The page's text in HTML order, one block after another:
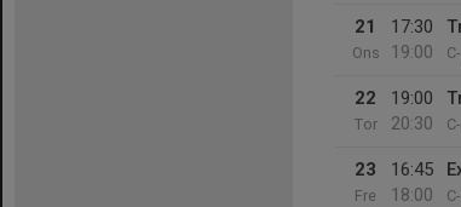
21
Ons
17:30
19:00
22
Tor
19:00
20:30
23
Fre
16:45
18:00